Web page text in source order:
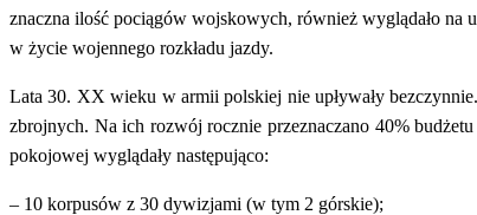
znaczna ilość pociągów wojskowych, również wyglądało na
w życie wojennego rozkładu jazdy.
Lata 30. XX wieku w armii polskiej nie upływały
zbrojnych. Na ich rozwój rocznie przeznaczano 40%
pokojowej wyglądały następująco:
– 10 korpusów z 30 dywizjami (w tym 2 górskie);